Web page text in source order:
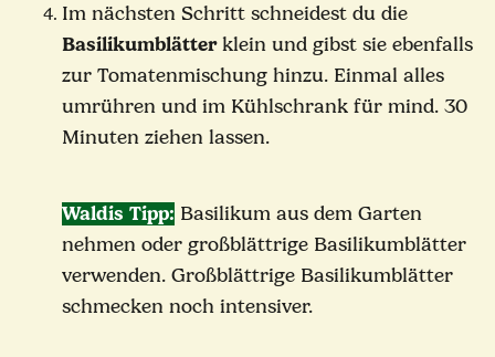
Im nächsten Schritt schneidest du die
Basilikumblätterklein und gibst sie ebenfalls
zur Tomatenmischung hinzu. Einmal alles
umrühren und im Kühlschrank für mind. 30
Minuten ziehen lassen.
Waldis Tipp: Basilikum aus dem Garten
nehmen oder großblättrige Basilikumblätter
verwenden. Großblättrige Basilikumblätter
schmecken noch intensiver.